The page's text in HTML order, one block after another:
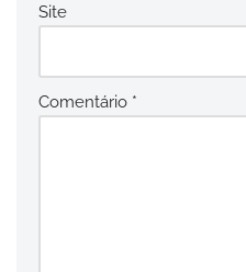
Site
Comentário *